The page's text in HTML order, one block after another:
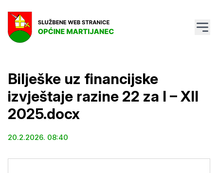
Bilješke uz financijske
izvještaje razine 22 za I – XII
2025.docx
20.2.2026. 08:40